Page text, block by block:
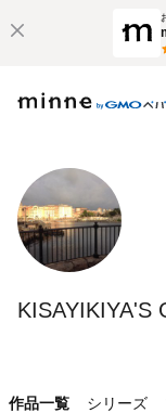
KISAYIKIYA'S
作品一覧 シリーズ